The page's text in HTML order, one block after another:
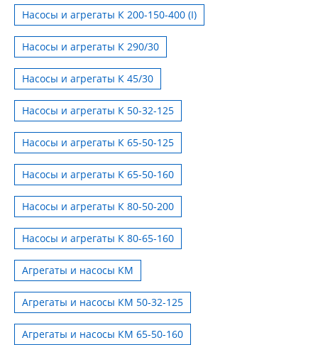
Насосы и агрегаты К 200-150-400 (I)
Насосы и агрегаты К 290/30
Насосы и агрегаты К 45/30
Насосы и агрегаты К 50-32-125
Насосы и агрегаты К 65-50-125
Насосы и агрегаты К 65-50-160
Насосы и агрегаты К 80-50-200
Насосы и агрегаты К 80-65-160
Агрегаты и насосы КМ
Агрегаты и насосы КМ 50-32-125
Агрегаты и насосы КМ 65-50-160